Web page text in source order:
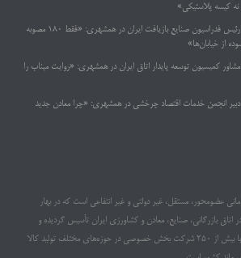
کیسه پلاستیکی»
یادداشت ویژه هفته محیط‌زیست رئیس فدراسیون صنایع بازیافت ایران در همشهری: «فقط ۱۸۰ مصوبه
از خیابان‌ها»
کمیسیون توسعه پایدار اتاق ایران در همشهری: «روایت میناب را
انجمن خدمات اقتصاد چرخشی در همشهری: «چرا معادن جدید
عضومحور، مستقل، غیر دولتی و غیر انتفاعی است که در بهار
۱۳۸۷ با شماره‌ی ثبت ۳۱۴۵۳ در اتاق بازرگانی، صنایع، معادن و کشاورزی ایران تأسیس گردیده و
یگانه تشکل اقتصادی تخصصی با بیش از ۲۵۰ شرکت بخش خصوصی در حوزه‌های مختلف تولید کالا